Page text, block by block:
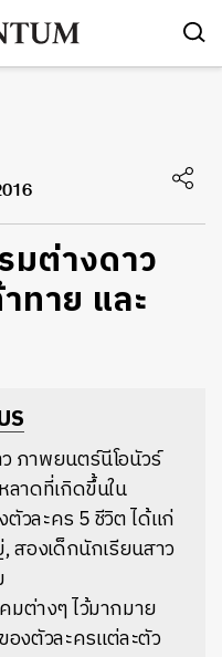
มต่างดาว
ทาย และ
ภาพยนตร์นีโอนัวร์
ลาดที่เกิดขึ้นใน
วละคร 5 ชีวิต ได้แก่
สองเด็กนักเรียนสาว
มต่างๆ ไว้มากมาย
งตัวละครแต่ละตัว